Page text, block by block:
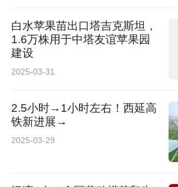
《痕迹》的出版，不仅是一位跨
总结，更为当代基层工作者与文
各大电商平台及线下书店上架。
白水苹果苗出口塔吉克斯坦，
1.6万株用于中塔友谊苹果园
建设
2025-03-31
2.5小时→1小时左右！西延高
铁新进展→
2025-03-29